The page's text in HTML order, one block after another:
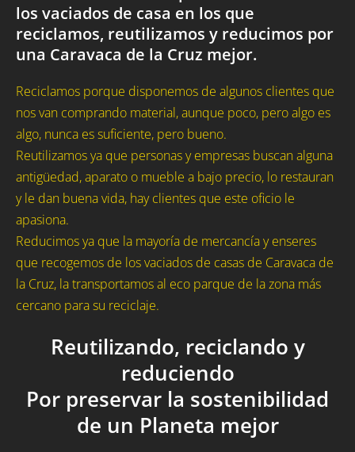
los vaciados de casa en los que
reciclamos, reutilizamos y reducimos por
una Caravaca de la Cruz mejor.
Reciclamos porque disponemos de algunos clientes que
nos van comprando material, aunque poco, pero algo es
algo, nunca es suficiente, pero bueno.
Reutilizamos ya que personas y empresas buscan alguna
antigüedad, aparato o mueble a bajo precio, lo restauran
y le dan buena vida, hay clientes que este oficio le
apasiona.
Reducimos ya que la mayoría de mercancía y enseres
que recogemos de los vaciados de casas de Caravaca de
la Cruz, la transportamos al eco parque de la zona más
cercano para su reciclaje.
Reutilizando, reciclando y
reduciendo
Por preservar la sostenibilidad
de un Planeta mejor